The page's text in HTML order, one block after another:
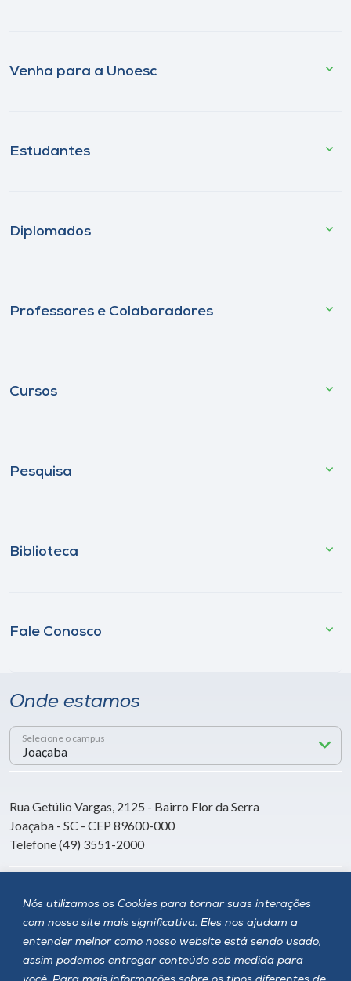
Nós utilizamos os Cookies para tornar suas interações
com nosso site mais significativa. Eles nos ajudam a
entender melhor como nosso website está sendo usado,
assim podemos entregar conteúdo sob medida para
Venha para a Unoesc
Estudantes
Diplomados
Professores e Colaboradores
Cursos
Pesquisa
Biblioteca
Fale Conosco
Onde estamos
Selecione o campus
Rua Getúlio Vargas, 2125 - Bairro Flor da Serra
Joaçaba - SC - CEP 89600-000
Telefone (49) 3551-2000
Siga a Unoesc